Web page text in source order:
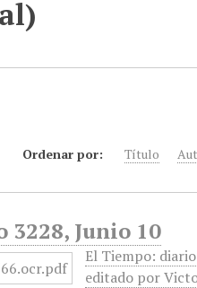
Ordenar por: Título
3228, Junio 10
El Tiempo:
editado por